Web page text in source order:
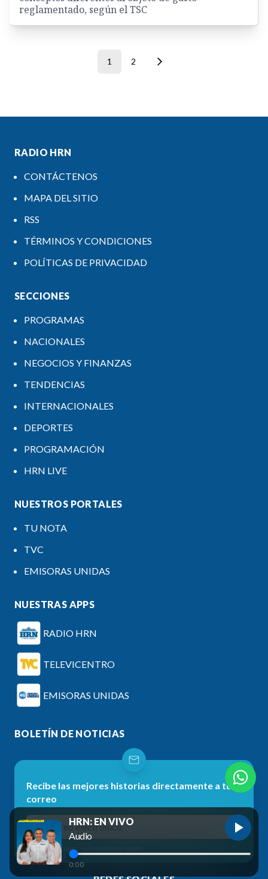
reglamentado, según el TSC
1 2
RADIO HRN
CONTÁCTENOS
MAPA DEL SITIO
RSS
TÉRMINOS Y CONDICIONES
POLÍTICAS DE PRIVACIDAD
SECCIONES
PROGRAMAS
NACIONALES
NEGOCIOS Y FINANZAS
TENDENCIAS
INTERNACIONALES
DEPORTES
PROGRAMACIÓN
HRN LIVE
NUESTROS PORTALES
TU NOTA
TVC
EMISORAS UNIDAS
NUESTRAS APPS
RADIO HRN
TELEVICENTRO
EMISORAS UNIDAS
BOLETÍN DE NOTICIAS
Recibe las mejores historias directamente a tu
correo
No te preocupes, no enviamos spam.
HRN: EN VIVO
Audio
0:00